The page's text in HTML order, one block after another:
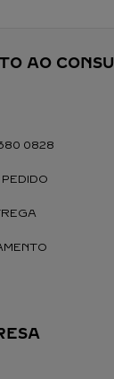
AO
0828